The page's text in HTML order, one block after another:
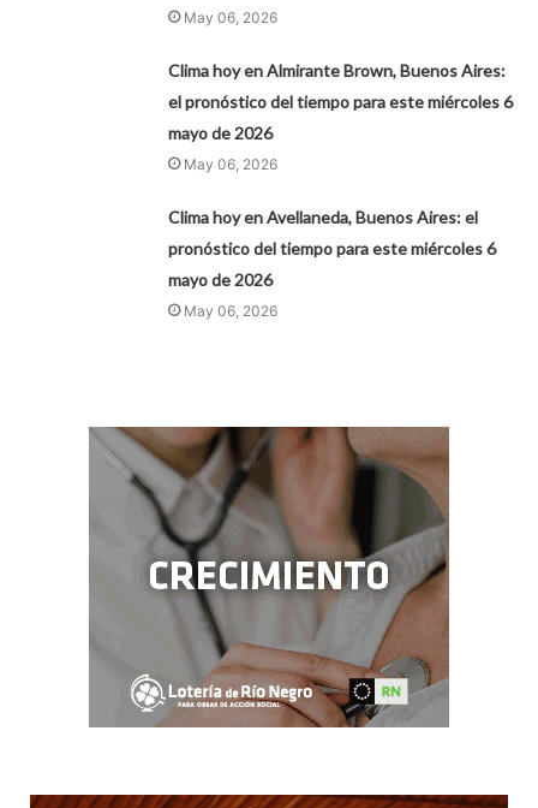
May 06, 2026
Clima hoy en Almirante Brown, Buenos Aires:
el pronóstico del tiempo para este miércoles 6
mayo de 2026
May 06, 2026
Clima hoy en Avellaneda, Buenos Aires: el
pronóstico del tiempo para este miércoles 6
mayo de 2026
May 06, 2026